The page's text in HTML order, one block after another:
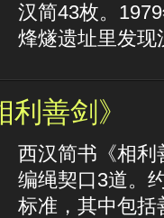
汉简43枚。
烽燧遗址里发现
利善剑》
西汉简书《相利
编绳契口3道。
标准，其中包括